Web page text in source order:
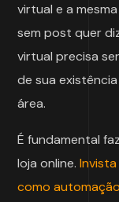
virtual e a
sem post quer
virtual precisa
de sua
área.
É fundamental
loja online.
como